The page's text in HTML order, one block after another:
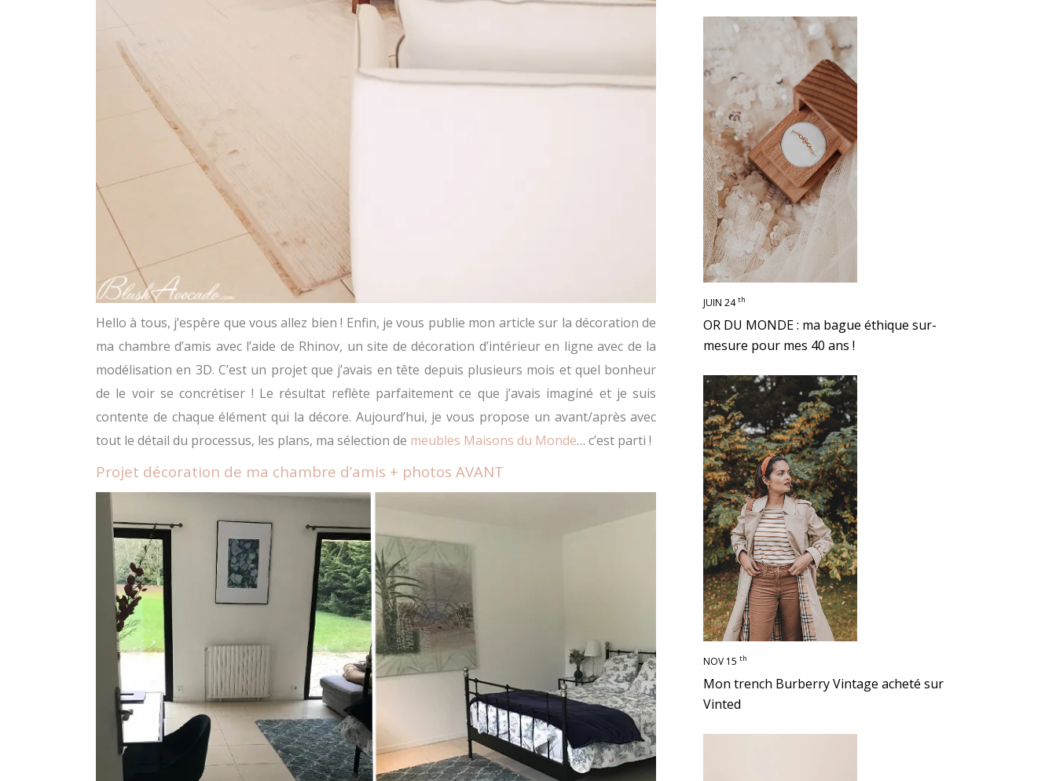
Hello à tous, j’espère que vous allez bien ! Enfin, je vous publie mon article sur la décoration de
ma chambre d’amis avec l’aide de Rhinov, un site de décoration d’intérieur en ligne avec de la
modélisation en 3D. C’est un projet que j’avais en tête depuis plusieurs mois et quel bonheur
de le voir se concrétiser ! Le résultat reflète parfaitement ce que j’avais imaginé et je suis
contente de chaque élément qui la décore. Aujourd’hui, je vous propose un avant/après avec
tout le détail du processus, les plans, ma sélection de meubles Maisons du Monde… c’est parti !
Projet décoration de ma chambre d’amis + photos AVANT
JUIN 24 th
OR DU MONDE : ma bague éthique sur-
mesure pour mes 40 ans !
NOV 15 th
Mon trench Burberry Vintage acheté sur
Vinted